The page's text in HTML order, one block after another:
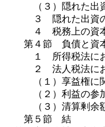
（３）隠れた出資
３ 隠れた出資の
４ 税務上の資本
第４節 負債と資本
１ 所得税法にお
２ 法人税法にお
（１）享益権に関
（２）利益の参
（３）清算剰余額
第５節 結